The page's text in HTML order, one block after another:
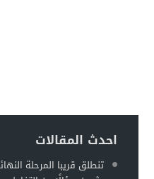
احدث المقالات
تنطلق قريبا المرحلة